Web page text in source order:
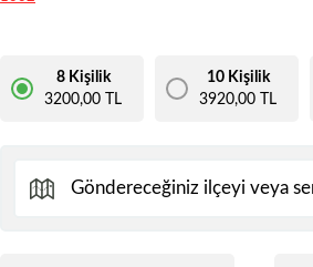
8 Kişilik
3200,00 TL
10 Kişilik
3920,00 TL